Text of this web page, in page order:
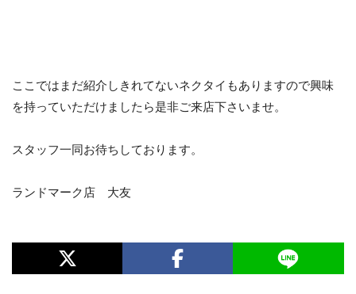
ここではまだ紹介しきれてないネクタイもありますので興味
を持っていただけましたら是非ご来店下さいませ。
スタッフ一同お待ちしております。
ランドマーク店 大友